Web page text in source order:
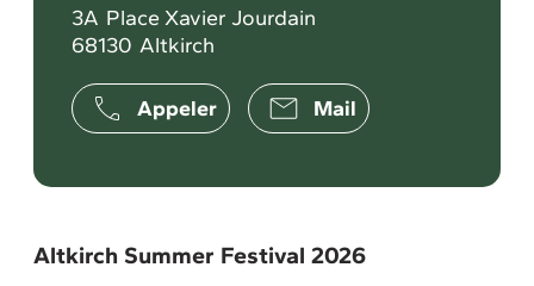
3A Place Xavier Jourdain
68130 Altkirch
Appeler Mail
Altkirch Summer Festival 2026